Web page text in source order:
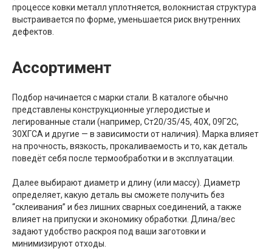
процессе ковки металл уплотняется, волокнистая структура
выстраивается по форме, уменьшается риск внутренних
дефектов.
Ассортимент
Подбор начинается с марки стали. В каталоге обычно
представлены конструкционные углеродистые и
легированные стали (например, Ст20/35/45, 40Х, 09Г2С,
30ХГСА и другие — в зависимости от наличия). Марка влияет
на прочность, вязкость, прокаливаемость и то, как деталь
поведёт себя после термообработки и в эксплуатации.
Далее выбирают диаметр и длину (или массу). Диаметр
определяет, какую деталь вы сможете получить без
“склеивания” и без лишних сварных соединений, а также
влияет на припуски и экономику обработки. Длина/вес
задают удобство раскроя под ваши заготовки и
минимизируют отходы.